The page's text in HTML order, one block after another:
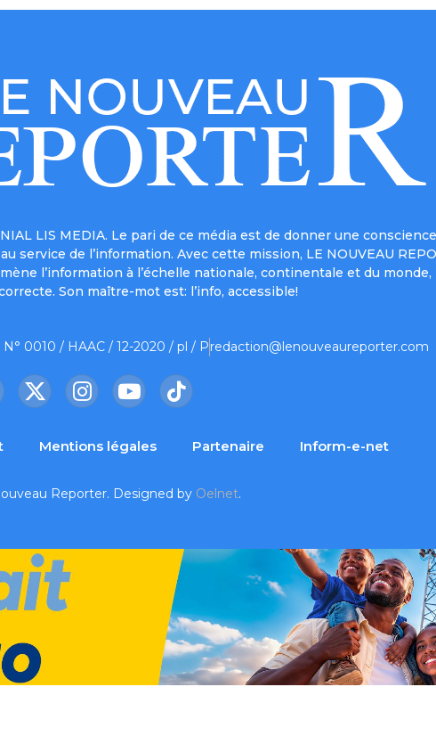
LIS MEDIA. Le pari de ce média est de donner une
service de l’information. Avec cette mission, LE NOUVEAU
l’information à l’échelle nationale, continentale et du
Son maître-mot est: l’info, accessible!
N° 0010 / HAAC / 12-2020 / pl / Predaction@lenouveaureporter.com
X
InstagramYouTubeTikTok
Mentions légales Partenaire Inform-e-net
Reporter. Designed by Oelnet.